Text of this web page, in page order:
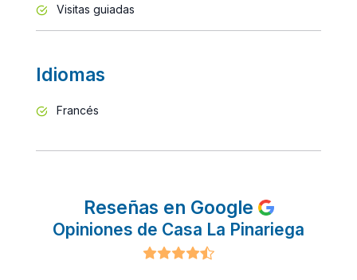
Visitas guiadas
Idiomas
Francés
Reseñas en Google
Opiniones de Casa La Pinariega